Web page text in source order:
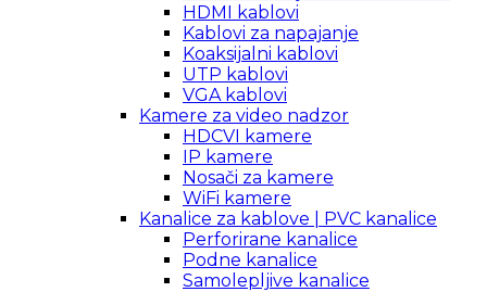
HDMI kablovi
Kablovi za napajanje
Koaksijalni kablovi
UTP kablovi
VGA kablovi
Kamere za video nadzor
HDCVI kamere
IP kamere
Nosači za kamere
WiFi kamere
Kanalice za kablove | PVC kanalice
Perforirane kanalice
Podne kanalice
Samolepljive kanalice